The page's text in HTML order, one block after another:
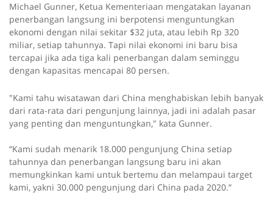
Michael Gunner, Ketua Kementeriaan mengatakan layanan
penerbangan langsung ini berpotensi menguntungkan
ekonomi dengan nilai sekitar $32 juta, atau lebih Rp 320
miliar, setiap tahunnya. Tapi nilai ekonomi ini baru bisa
tercapai jika ada tiga kali penerbangan dalam seminggu
dengan kapasitas mencapai 80 persen.
"Kami tahu wisatawan dari China menghabiskan lebih banyak
dari rata-rata dari pengunjung lainnya, jadi ini adalah pasar
yang penting dan menguntungkan," kata Gunner.
“Kami sudah menarik 18.000 pengunjung China setiap
tahunnya dan penerbangan langsung baru ini akan
memungkinkan kami untuk bertemu dan melampaui target
kami, yakni 30.000 pengunjung dari China pada 2020.”